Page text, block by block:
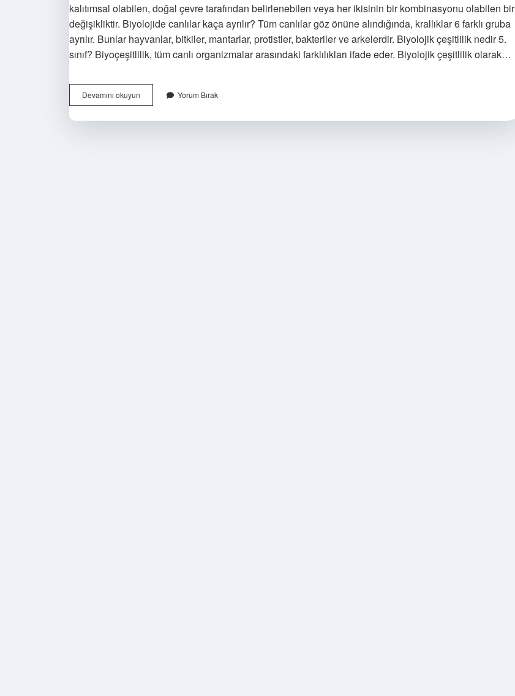
kalıtımsal olabilen, doğal çevre tarafından belirlenebilen veya her ikisinin bir kombinasyonu olabilen bir
değişikliktir. Biyolojide canlılar kaça ayrılır? Tüm canlılar göz önüne alındığında, krallıklar 6 farklı gruba
ayrılır. Bunlar hayvanlar, bitkiler, mantarlar, protistler, bakteriler ve arkelerdir. Biyolojik çeşitlilik nedir 5.
sınıf? Biyoçeşitlilik, tüm canlı organizmalar arasındaki farklılıkları ifade eder. Biyolojik çeşitlilik olarak…
Devamını okuyun Biyolojik
Canlılar
Yorum Bırak